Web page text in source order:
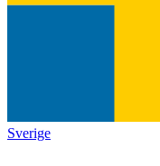
Sverige